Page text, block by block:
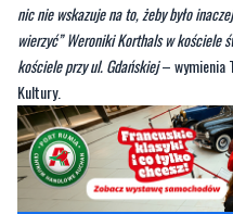
nic nie wskazuje na to, żeby było
wierzyć” Weroniki Korthals w kościele
kościele przy ul. Gdańskiej– wymienia
Kultury.